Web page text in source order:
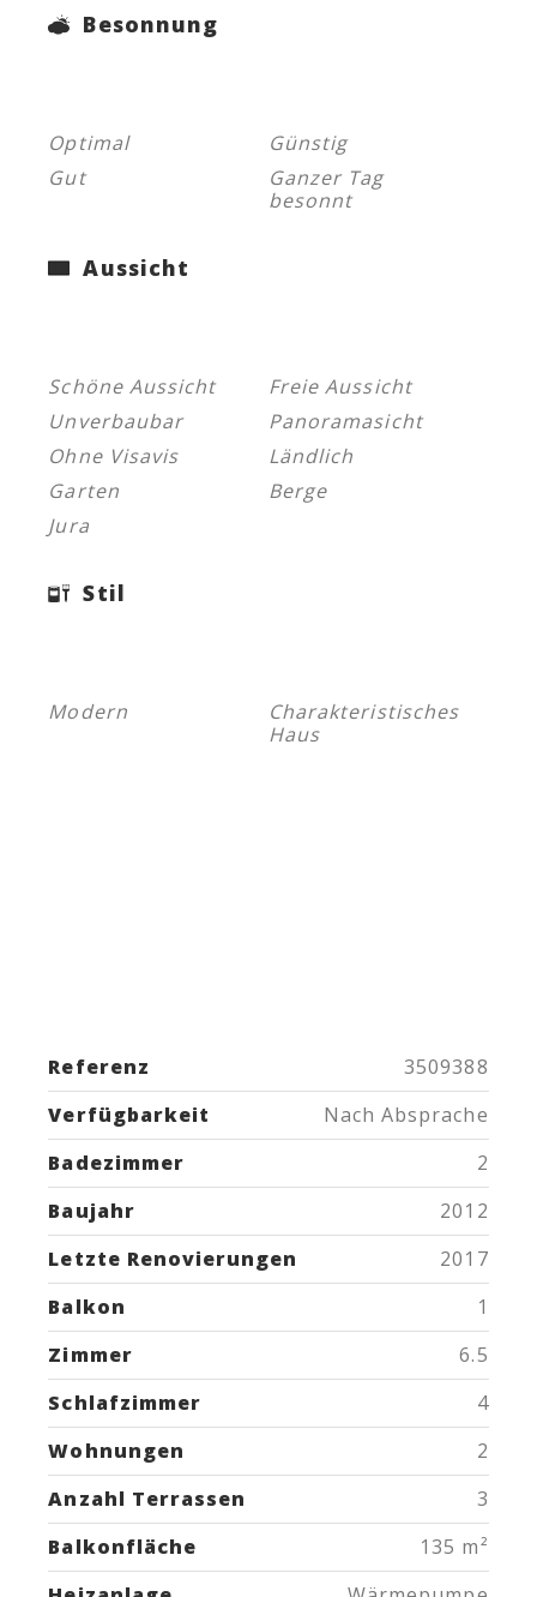
Referenz
3509388
Verfügbarkeit
Nach Absprache
Badezimmer
2
Baujahr
2012
Letzte Renovierungen
2017
Balkon
1
Zimmer
6.5
Schlafzimmer
4
Wohnungen
2
Anzahl Terrassen
3
Balkonfläche
135 m²
Besonnung
Optimal
Günstig
Gut
Ganzer Tag
besonnt
Aussicht
Schöne Aussicht
Freie Aussicht
Unverbaubar
Panoramasicht
Ohne Visavis
Ländlich
Garten
Berge
Jura
Stil
Modern
Charakteristisches
Haus